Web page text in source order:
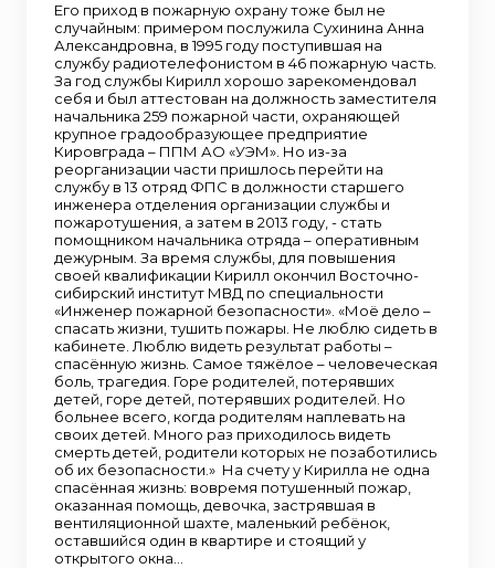
Его приход в пожарную охрану тоже был не
случайным: примером послужила Сухинина Анна
Александровна, в 1995 году поступившая на
службу радиотелефонистом в 46 пожарную часть.
За год службы Кирилл хорошо зарекомендовал
себя и был аттестован на должность заместителя
начальника 259 пожарной части, охраняющей
крупное градообразующее предприятие
Кировграда – ППМ АО «УЭМ». Но из-за
реорганизации части пришлось перейти на
службу в 13 отряд ФПС в должности старшего
инженера отделения организации службы и
пожаротушения, а затем в 2013 году, - стать
помощником начальника отряда – оперативным
дежурным. За время службы, для повышения
своей квалификации Кирилл окончил Восточно-
сибирский институт МВД по специальности
«Инженер пожарной безопасности». «Моё дело –
спасать жизни, тушить пожары. Не люблю сидеть в
кабинете. Люблю видеть результат работы –
спасённую жизнь. Самое тяжёлое – человеческая
боль, трагедия. Горе родителей, потерявших
детей, горе детей, потерявших родителей. Но
больнее всего, когда родителям наплевать на
своих детей. Много раз приходилось видеть
смерть детей, родители которых не позаботились
об их безопасности.» На счету у Кирилла не одна
спасённая жизнь: вовремя потушенный пожар,
оказанная помощь, девочка, застрявшая в
вентиляционной шахте, маленький ребёнок,
оставшийся один в квартире и стоящий у
открытого окна…